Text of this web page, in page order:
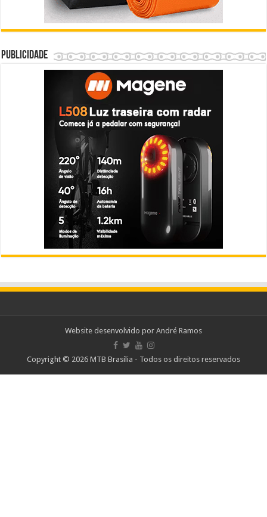
Publicidade
Website desenvolvido por André Ramos
Copyright © 2026 MTB Brasília - Todos os direitos reservados